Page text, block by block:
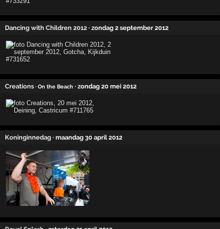
Dancing with Children 2012 · zondag 2 september 2012
Creations · On the Beach · zondag 20 mei 2012
Koninginnedag · maandag 30 april 2012